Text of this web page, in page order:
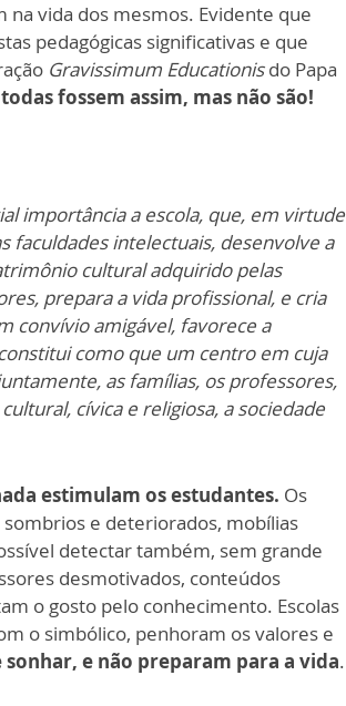
na vida dos mesmos. Evidente que
pedagógicas significativas e que
Gravissimum Educationisdo Papa
fossem assim, mas não são!
importância a escola, que, em virtude
faculdades intelectuais, desenvolve a
cultural adquirido pelas
prepara a vida profissional, e cria
convívio amigável, favorece a
como que um centro em cuja
as famílias, os professores,
cívica e religiosa, a sociedade
estimulam os estudantes. Os
e deteriorados, mobílias
detectar também, sem grande
desmotivados, conteúdos
o gosto pelo conhecimento. Escolas
o simbólico, penhoram os valores e
e não preparam para a vida.